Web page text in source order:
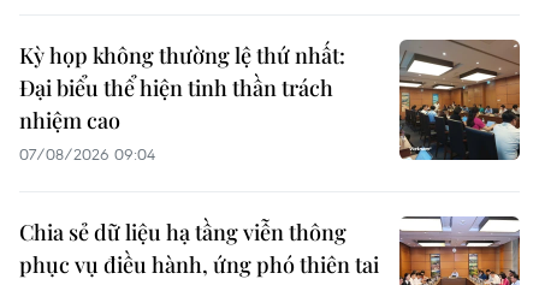
Kỳ họp không thường lệ thứ nhất:
Đại biểu thể hiện tinh thần trách
nhiệm cao
07/08/2026 09:04
Chia sẻ dữ liệu hạ tầng viễn thông
phục vụ điều hành, ứng phó thiên tai